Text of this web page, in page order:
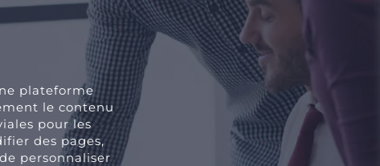
plateforme
le contenu
pour les
des pages,
personnaliser